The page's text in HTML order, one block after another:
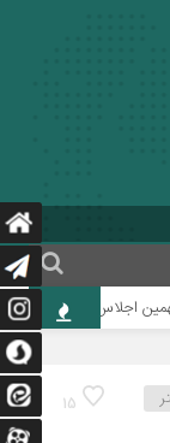
اجلاس رؤسای آموزش و
15